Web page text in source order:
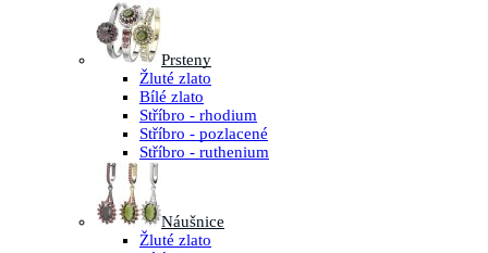
Prsteny
Žluté zlato
Bílé zlato
Stříbro - rhodium
Stříbro - pozlacené
Stříbro - ruthenium
Náušnice
Žluté zlato